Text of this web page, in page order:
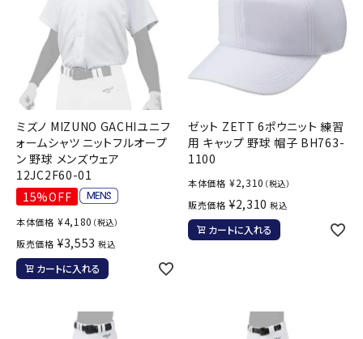
ミズノ MIZUNO GACHIユニフ
ォームシャツ ニットフルオープ
ン 野球 メンズウェア
12JC2F60-01
15%OFF
本体価格 ¥4,180 （税込）
販売価格 ¥3,553 税込
カートに入れる
ゼット ZETT 6ポウニット 練習
用 キャップ 野球 帽子 BH763-
1100
本体価格 ¥2,310 （税込）
販売価格 ¥2,310 税込
カートに入れる